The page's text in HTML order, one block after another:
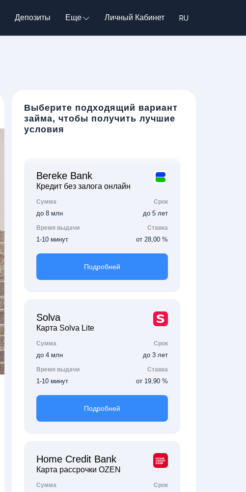
Депозиты Еще Личный Кабинет
Выберите подходящий вариант
займа, чтобы получить лучшие
условия
Bereke Bank
Кредит без залога онлайн
Сумма Срок
до 8 млн до 5 лет
Время выдачи Ставка
1-10 минут от 28,00 %
Подробней
Solva
Карта Solva Lite
Сумма Срок
до 4 млн до 3 лет
Время выдачи Ставка
1-10 минут от 19,90 %
Подробней
Home Credit Bank
Карта рассрочки OZEN
Сумма Срок